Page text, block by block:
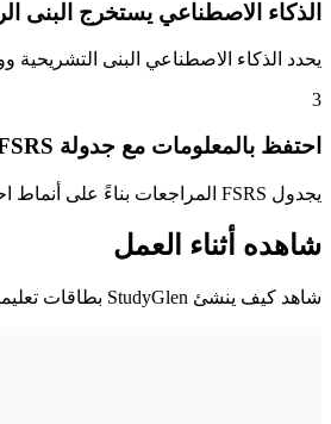
الذكاء الاصطناعي يستخرج البنى
يحدد الذكاء الاصطناعي البنى
3
احتفظ بالمعلومات مع جدولة FSRS
يجدول FSRS المراجعات بناءً على أنماط احتفاظك الفردية. البنى الصعبة تظهر بشكل أكثر تكراراً، والمصطلحات المتقنة تنتقل لفترات أطول. لا وقت مهدر على ما تعرفه بالفعل.
شاهده أثناء العمل
شاهد كيف ينشئ StudyGlen بطاقات تعليمية من موادك الدراسية في ثوانٍ.